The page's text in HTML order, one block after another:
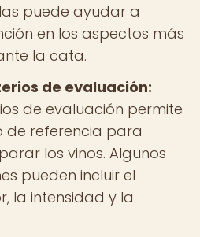
puede ayudar a
en los aspectos más
la cata.
de evaluación:
de evaluación permite
de referencia para
los vinos. Algunos
pueden incluir el
la intensidad y la